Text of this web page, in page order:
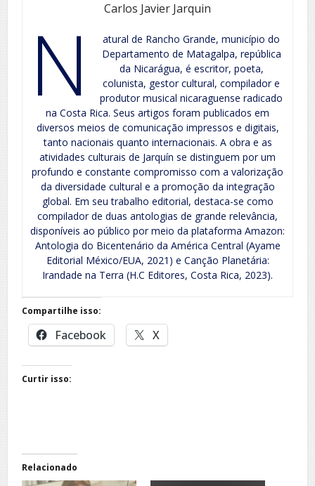
Carlos Javier Jarquin
N
atural de Rancho Grande, município do
Departamento de Matagalpa, república
da Nicarágua, é escritor, poeta,
colunista, gestor cultural, compilador e
produtor musical nicaraguense radicado
na Costa Rica. Seus artigos foram publicados em
diversos meios de comunicação impressos e digitais,
tanto nacionais quanto internacionais. A obra e as
atividades culturais de Jarquín se distinguem por um
profundo e constante compromisso com a valorização
da diversidade cultural e a promoção da integração
global. Em seu trabalho editorial, destaca-se como
compilador de duas antologias de grande relevância,
disponíveis ao público por meio da plataforma Amazon:
Antologia do Bicentenário da América Central (Ayame
Editorial México/EUA, 2021) e Canção Planetária:
Irandade na Terra (H.C Editores, Costa Rica, 2023).
Compartilhe isso:
Facebook X
Curtir isso:
Relacionado